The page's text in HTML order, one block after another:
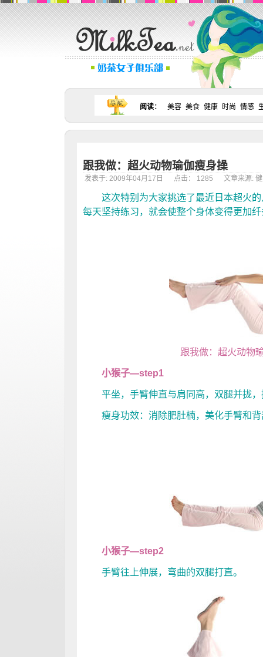
阅读： 美容 美食 健康 时尚 情感
跟我做：超火动物瑜伽瘦身操
发表于: 2009年04月17日 点击： 1285 文章来源: 健
这次特别为大家挑选了最近日本超火的
每天坚持练习，就会使整个身体变得更加
跟我做：超火动物
小猴子—step1
平坐，手臂伸直与肩同高，双腿并拢，
瘦身功效：消除肥肚楠，美化手臂和背
小猴子—step2
手臂往上伸展，弯曲的双腿打直。